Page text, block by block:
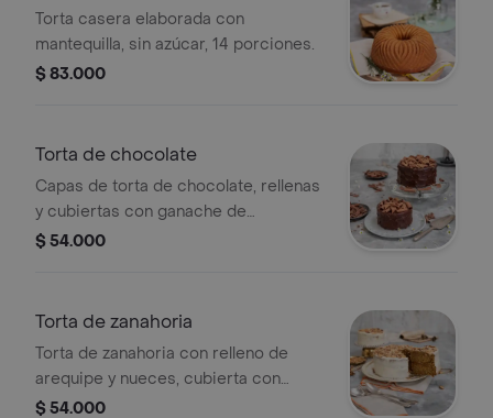
Torta casera elaborada con
mantequilla, sin azúcar, 14 porciones.
$ 83.000
Torta de chocolate
Capas de torta de chocolate, rellenas
y cubiertas con ganache de
chocolate, tamaño a elegir.
$ 54.000
Torta de zanahoria
Torta de zanahoria con relleno de
arequipe y nueces, cubierta con
crema de queso dulce, tamaño a
$ 54.000